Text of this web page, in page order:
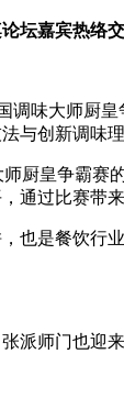
论坛嘉宾热络
调味大师厨
与创新调味
厨皇争霸赛
通过比赛带
也是餐饮行
派师门也迎